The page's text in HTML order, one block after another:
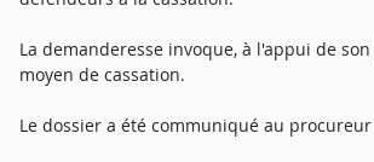
La demanderesse invoque, à l'appui de
moyen de cassation.
Le dossier a été communiqué au